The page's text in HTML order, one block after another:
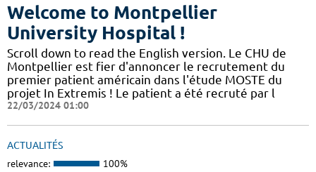
Welcome to Montpellier
University Hospital !
Scroll down to read the English version. Le CHU de
Montpellier est fier d'annoncer le recrutement du
premier patient américain dans l'étude MOSTE du
projet In Extremis ! Le patient a été recruté par l
22/03/2024 01:00
ACTUALITÉS
relevance: 100%